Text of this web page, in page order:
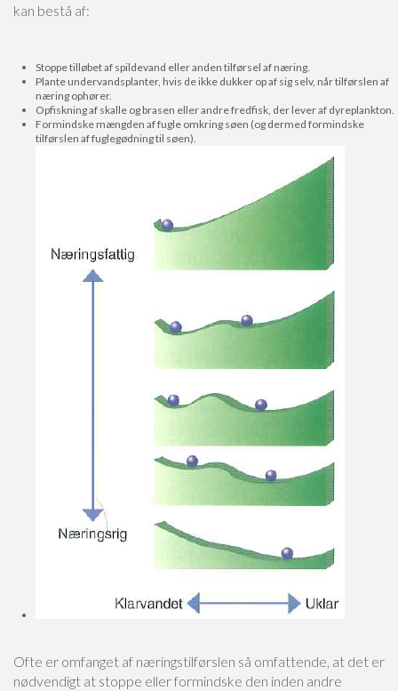
kan bestå af:
Stoppe tilløbet af spildevand eller anden tilførsel af næring.
Plante undervandsplanter, hvis de ikke dukker op af sig selv, når tilførslen af
næring ophører.
Opfiskning af skalle og brasen eller andre fredfisk, der lever af dyreplankton.
Formindske mængden af fugle omkring søen (og dermed formindske
tilførslen af fuglegødning til søen).
Ofte er omfanget af næringstilførslen så omfattende, at det er
nødvendigt at stoppe eller formindske den inden andre